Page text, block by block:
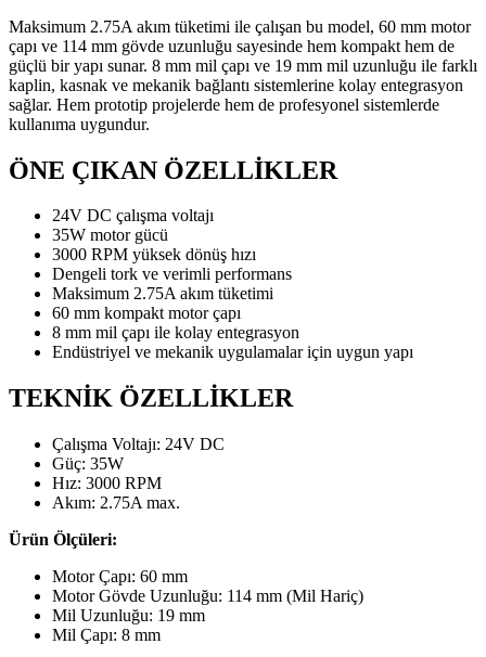
Maksimum 2.75A akım tüketimi ile çalışan bu model, 60 mm motor
çapı ve 114 mm gövde uzunluğu sayesinde hem kompakt hem de
güçlü bir yapı sunar. 8 mm mil çapı ve 19 mm mil uzunluğu ile farklı
kaplin, kasnak ve mekanik bağlantı sistemlerine kolay entegrasyon
sağlar. Hem prototip projelerde hem de profesyonel sistemlerde
kullanıma uygundur.
ÖNE ÇIKAN ÖZELLİKLER
24V DC çalışma voltajı
35W motor gücü
3000 RPM yüksek dönüş hızı
Dengeli tork ve verimli performans
Maksimum 2.75A akım tüketimi
60 mm kompakt motor çapı
8 mm mil çapı ile kolay entegrasyon
Endüstriyel ve mekanik uygulamalar için uygun yapı
TEKNİK ÖZELLİKLER
Çalışma Voltajı: 24V DC
Güç: 35W
Hız: 3000 RPM
Akım: 2.75A max.
Ürün Ölçüleri:
Motor Çapı: 60 mm
Motor Gövde Uzunluğu: 114 mm (Mil Hariç)
Mil Uzunluğu: 19 mm
Mil Çapı: 8 mm